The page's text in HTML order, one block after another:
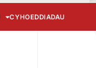
CYHOEDDIADAU